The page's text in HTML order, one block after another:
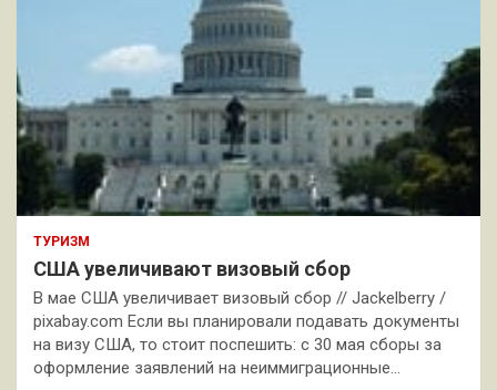
ТУРИЗМ
США увеличивают визовый сбор
В мае США увеличивает визовый сбор // Jackelberry /
pixabay.com Если вы планировали подавать документы
на визу США, то стоит поспешить: с 30 мая сборы за
оформление заявлений на неиммиграционные…